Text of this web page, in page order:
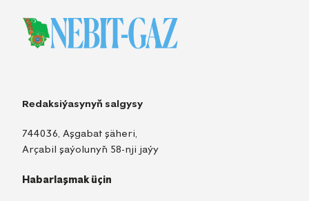
Redaksiýasynyň salgysy
744036, Aşgabat şäheri,
Arçabil şaýolunyň 58-nji jaýy
Habarlaşmak üçin